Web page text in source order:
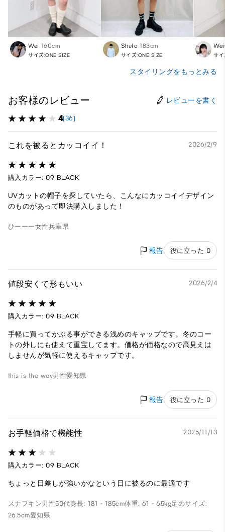
Wei 160cm
サイズ:ONE SIZE
Shuto 183cm
サイズ:ONE SIZE サ
スタイリングをもっとみる
お客様のレビュー レビューを書く
4(36)
これを被るとカッコイイ！ 2026/2/9
購入カラー: 09 BLACK
UVカットの帽子を探していたら、こんなにカッコイイデザイン
のものがあって即決購入しました！
ひーーー女性兵庫県
報告 役に立った 0
値段安くて形もいい 2026/2/4
購入カラー: 09 BLACK
手軽に買ってかぶる事ができる浅めのキャップです。冬のコー
トの外しにも使えて重宝してます。価格が価格なので高見えは
しませんが気軽に使えるキャップです。
this is the way男性愛知県
報告 役に立った 0
お手軽価格で機能性 2025/11/13
購入カラー: 09 BLACK
ちょっと日差しが強いかなという日に被るのに最適です
スナフキン男性50代身長: 181 - 185cm体重: 61 - 65kg足のサイズ:
26.5cm愛知県